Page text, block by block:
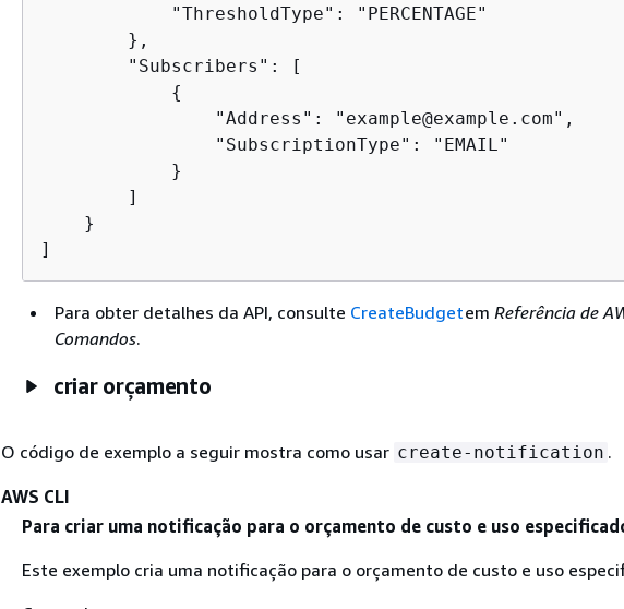
            "ThresholdType": "PERCENTAGE"
        },
        "Subscribers": [
{
                "Address": "example@example.com",
                "SubscriptionType": "EMAIL"
            }
        ]
    }
]
Para obter detalhes da API, consulte CreateBudgetem Referência de
Comandos.
criar orçamento
O código de exemplo a seguir mostra como usar create-notification .
AWS CLI
Para criar uma notificação para o orçamento de custo e uso
Este exemplo cria uma notificação para o orçamento de custo e uso